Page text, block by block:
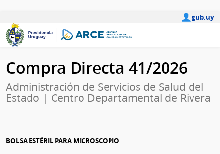
gub.uy
Compra Directa 41/2026
Administración de Servicios de Salud del
Estado | Centro Departamental de Rivera
BOLSA ESTÉRIL PARA MICROSCOPIO